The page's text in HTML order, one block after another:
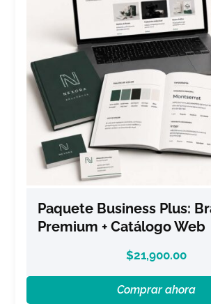
Paquete Business Plus:
Premium + Catálogo Web
$21,900.00
Comprar ahora